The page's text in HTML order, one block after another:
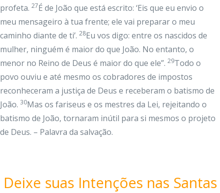
profeta. 27É de João que está escrito: ‘Eis que eu envio o
meu mensageiro à tua frente; ele vai preparar o meu
caminho diante de ti’. 28Eu vos digo: entre os nascidos de
mulher, ninguém é maior do que João. No entanto, o
menor no Reino de Deus é maior do que ele”. 29Todo o
povo ouviu e até mesmo os cobradores de impostos
reconheceram a justiça de Deus e receberam o batismo de
João. 30Mas os fariseus e os mestres da Lei, rejeitando o
batismo de João, tornaram inútil para si mesmos o projeto
de Deus. – Palavra da salvação.
Deixe suas Intenções nas Santas